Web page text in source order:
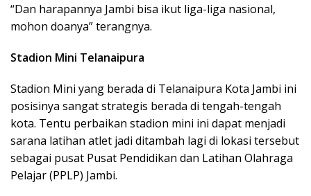
“Dan harapannya Jambi bisa ikut liga-liga nasional,
mohon doanya” terangnya.
Stadion Mini Telanaipura
Stadion Mini yang berada di Telanaipura Kota Jambi ini
posisinya sangat strategis berada di tengah-tengah
kota. Tentu perbaikan stadion mini ini dapat menjadi
sarana latihan atlet jadi ditambah lagi di lokasi tersebut
sebagai pusat Pusat Pendidikan dan Latihan Olahraga
Pelajar (PPLP) Jambi.